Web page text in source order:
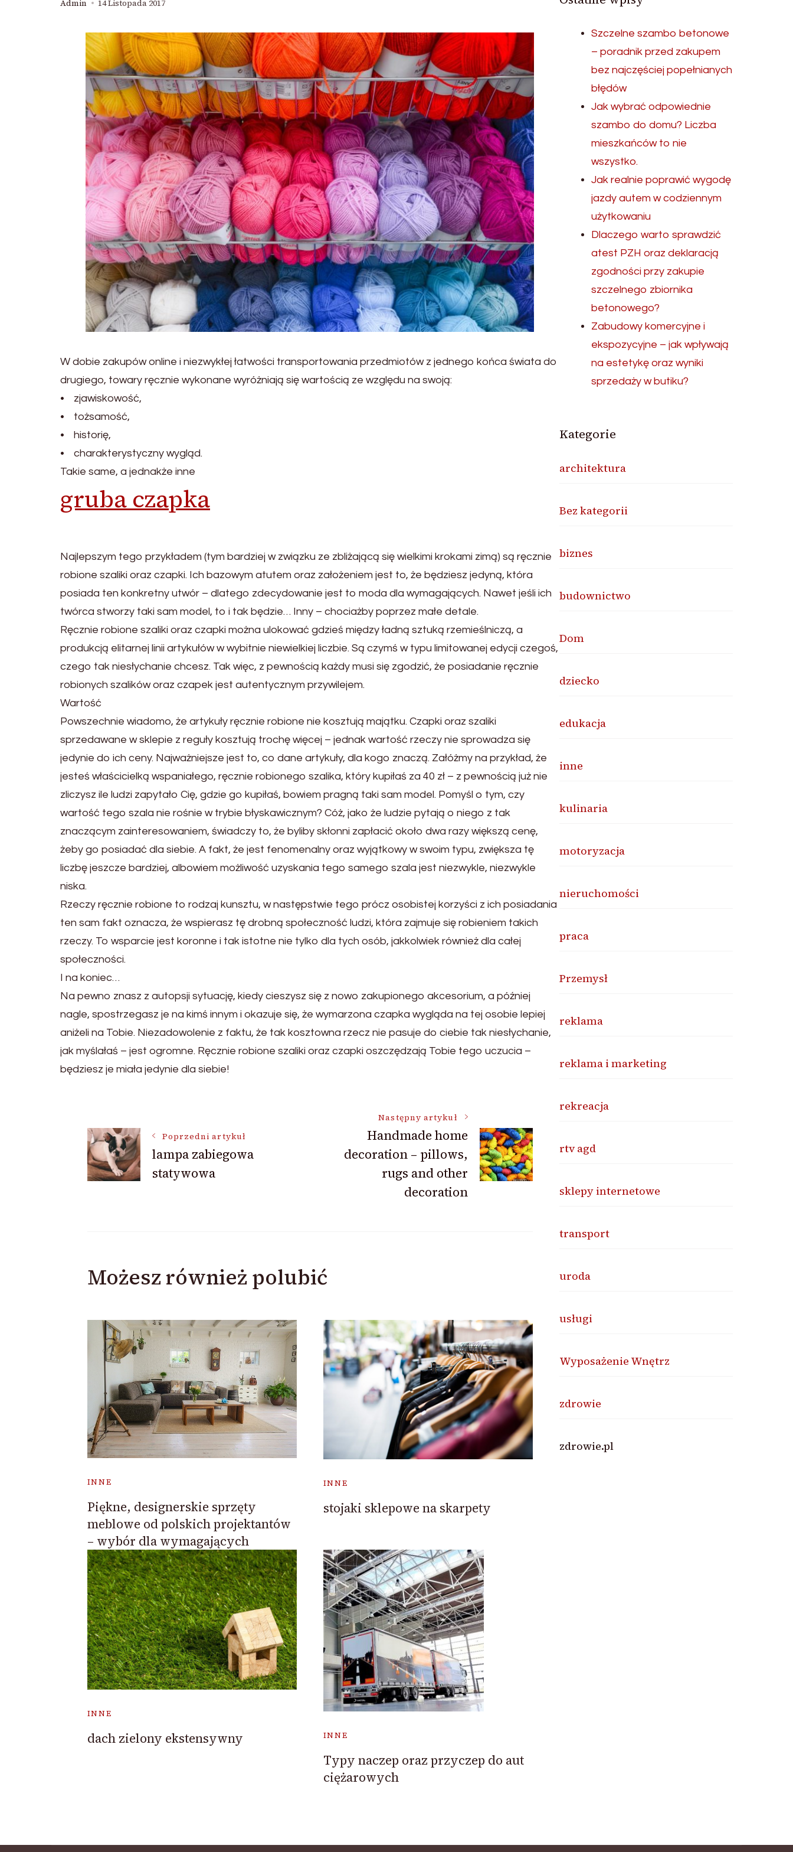
Admin 14 Listopada 2017
W dobie zakupów online i niezwykłej łatwości transportowania przedmiotów z jednego końca świata do
drugiego, towary ręcznie wykonane wyróżniają się wartością ze względu na swoją:
• zjawiskowość,
• tożsamość,
• historię,
• charakterystyczny wygląd.
Takie same, a jednakże inne
gruba czapka
Najlepszym tego przykładem (tym bardziej w związku ze zbliżającą się wielkimi krokami zimą) są ręcznie
robione szaliki oraz czapki. Ich bazowym atutem oraz założeniem jest to, że będziesz jedyną, która
posiada ten konkretny utwór – dlatego zdecydowanie jest to moda dla wymagających. Nawet jeśli ich
twórca stworzy taki sam model, to i tak będzie… Inny – chociażby poprzez małe detale.
Ręcznie robione szaliki oraz czapki można ulokować gdzieś między ładną sztuką rzemieślniczą, a
produkcją elitarnej linii artykułów w wybitnie niewielkiej liczbie. Są czymś w typu limitowanej edycji czegoś,
czego tak niesłychanie chcesz. Tak więc, z pewnością każdy musi się zgodzić, że posiadanie ręcznie
robionych szalików oraz czapek jest autentycznym przywilejem.
Wartość
Powszechnie wiadomo, że artykuły ręcznie robione nie kosztują majątku. Czapki oraz szaliki
sprzedawane w sklepie z reguły kosztują trochę więcej – jednak wartość rzeczy nie sprowadza się
jedynie do ich ceny. Najważniejsze jest to, co dane artykuły, dla kogo znaczą. Załóżmy na przykład, że
jesteś właścicielką wspaniałego, ręcznie robionego szalika, który kupiłaś za 40 zł – z pewnością już nie
zliczysz ile ludzi zapytało Cię, gdzie go kupiłaś, bowiem pragną taki sam model. Pomyśl o tym, czy
wartość tego szala nie rośnie w trybie błyskawicznym? Cóż, jako że ludzie pytają o niego z tak
znaczącym zainteresowaniem, świadczy to, że byliby skłonni zapłacić około dwa razy większą cenę,
żeby go posiadać dla siebie. A fakt, że jest fenomenalny oraz wyjątkowy w swoim typu, zwiększa tę
liczbę jeszcze bardziej, albowiem możliwość uzyskania tego samego szala jest niezwykle, niezwykle
niska.
Rzeczy ręcznie robione to rodzaj kunsztu, w następstwie tego prócz osobistej korzyści z ich posiadania
ten sam fakt oznacza, że wspierasz tę drobną społeczność ludzi, która zajmuje się robieniem takich
rzeczy. To wsparcie jest koronne i tak istotne nie tylko dla tych osób, jakkolwiek również dla całej
społeczności.
I na koniec…
Na pewno znasz z autopsji sytuację, kiedy cieszysz się z nowo zakupionego akcesorium, a później
nagle, spostrzegasz je na kimś innym i okazuje się, że wymarzona czapka wygląda na tej osobie lepiej
aniżeli na Tobie. Niezadowolenie z faktu, że tak kosztowna rzecz nie pasuje do ciebie tak niesłychanie,
jak myślałaś – jest ogromne. Ręcznie robione szaliki oraz czapki oszczędzają Tobie tego uczucia –
będziesz je miała jedynie dla siebie!
Nawigacja
wpisu
Poprzedni artykuł
lampa zabiegowa
statywowa
Następny artykuł
Handmade home
decoration – pillows,
rugs and other
decoration
Możesz również polubić
INNE
Piękne, designerskie sprzęty
meblowe od polskich projektantów
– wybór dla wymagających
INNE
stojaki sklepowe na skarpety
INNE
dach zielony ekstensywny INNE
Typy naczep oraz przyczep do aut
ciężarowych
Szczelne szambo betonowe
– poradnik przed zakupem
bez najczęściej popełnianych
błędów
Jak wybrać odpowiednie
szambo do domu? Liczba
mieszkańców to nie
wszystko.
Jak realnie poprawić wygodę
jazdy autem w codziennym
użytkowaniu
Dlaczego warto sprawdzić
atest PZH oraz deklaracją
zgodności przy zakupie
szczelnego zbiornika
betonowego?
Zabudowy komercyjne i
ekspozycyjne – jak wpływają
na estetykę oraz wyniki
sprzedaży w butiku?
Kategorie
architektura
Bez kategorii
biznes
budownictwo
Dom
dziecko
edukacja
inne
kulinaria
motoryzacja
nieruchomości
praca
Przemysł
reklama
reklama i marketing
rekreacja
rtv agd
sklepy internetowe
transport
uroda
usługi
Wyposażenie Wnętrz
zdrowie
zdrowie.pl